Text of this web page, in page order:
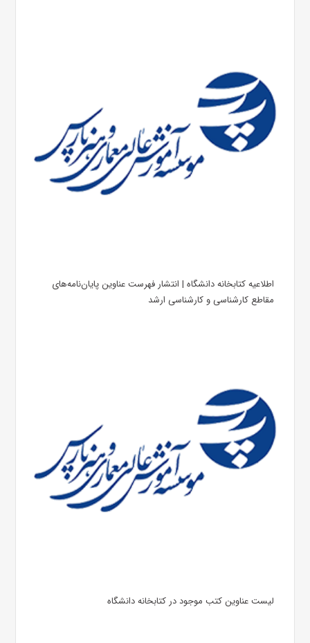
اطلاعیه کتابخانه دانشگاه | انتشار فهرست عناوین پایان‌نامه‌های
مقاطع کارشناسی و کارشناسی ارشد
لیست عناوین کتب موجود در کتابخانه دانشگاه